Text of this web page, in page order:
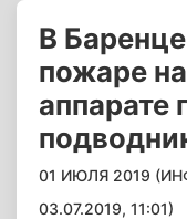
В
пожаре
аппарате
01 ИЮЛЯ 2019
03.07.2019, 11:01)